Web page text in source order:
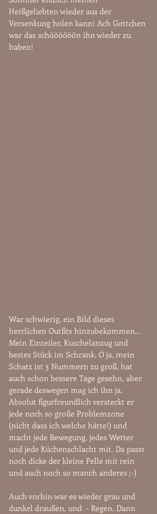
Heißgeliebten wieder aus der
Versenkung holen kann! Ach Gottchen
war das schöööööön ihn wieder zu
haben!
War schwierig, ein Bild dieses
herrlichen Outfits hinzubekommen...
Mein Einteiler, Kuschelanzug und
bestes Stück im Schrank. O ja, mein
Schatz ist 3 Nummern zu groß, hat
auch schon bessere Tage gesehn, aber
gerade deswegen mag ich ihn ja.
Absolut figurfreundlich versteckt er
jede noch so große Problemzone
(nicht dass ich welche hätte!) und
macht jede Bewegung, jedes Wetter
und jede Küchenschlacht mit. Da passt
noch dicke der kleine Pelle mit rein
und auch noch so manch anderes ;-)
Auch vorhin war es wieder grau und
dunkel draußen, und  - Regen. Dann